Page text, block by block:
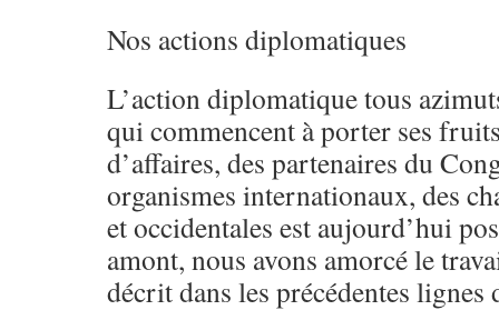
Nos actions diplomatiques
L’action diplomatique tous
qui commencent à porter ses
d’affaires, des partenaires du
organismes internationaux, des
et occidentales est aujourd’hui
amont, nous avons amorcé le
décrit dans les précédentes lignes